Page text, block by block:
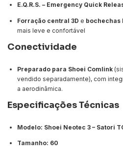
E.Q.R.S. – Emergency Quick
Forração central 3D e bochechas
mais leve e confortável
Conectividade
Preparado para Shoei Comlink
vendido separadamente), com
a aerodinâmica.
Especificações Técnicas
Modelo: Shoei Neotec 3 – Satori
Tamanho: 60